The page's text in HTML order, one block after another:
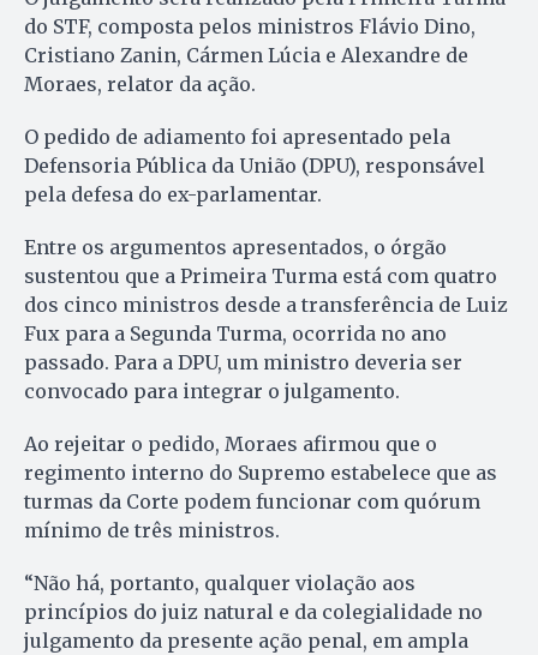
do STF, composta pelos ministros Flávio Dino,
Cristiano Zanin, Cármen Lúcia e Alexandre de
Moraes, relator da ação.
O pedido de adiamento foi apresentado pela
Defensoria Pública da União (DPU), responsável
pela defesa do ex-parlamentar.
Entre os argumentos apresentados, o órgão
sustentou que a Primeira Turma está com quatro
dos cinco ministros desde a transferência de Luiz
Fux para a Segunda Turma, ocorrida no ano
passado. Para a DPU, um ministro deveria ser
convocado para integrar o julgamento.
Ao rejeitar o pedido, Moraes afirmou que o
regimento interno do Supremo estabelece que as
turmas da Corte podem funcionar com quórum
mínimo de três ministros.
“Não há, portanto, qualquer violação aos
princípios do juiz natural e da colegialidade no
julgamento da presente ação penal, em ampla